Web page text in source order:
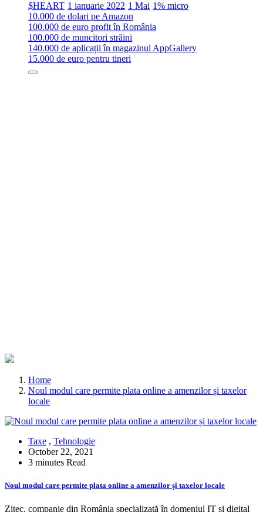
$HEART 1 ianuarie 2022 1 Mai 1% micro
10.000 de dolari pe Amazon
100.000 de euro profit în România
100.000 de muncitori străini
140.000 de aplicații în magazinul AppGallery
15.000 de euro pentru tineri
Home
Noul modul care permite plata online a amenzilor și taxelor
locale
Taxe , Tehnologie
October 22, 2021
3 minutes Read
Noul modul care permite plata online a amenzilor și taxelor locale
Zitec, companie din România specializată în domeniul IT și digital